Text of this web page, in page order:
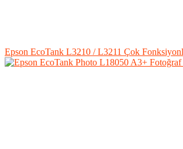
Epson EcoTank L3210 / L3211 Çok